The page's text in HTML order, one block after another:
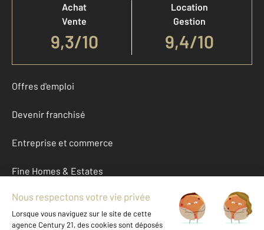
Achat
Vente
9,3/10
Location
Gestion
9,4/10
Offres d'emploi
Devenir franchisé
Entreprise et commerce
Fine Homes & Estates
À propos
International